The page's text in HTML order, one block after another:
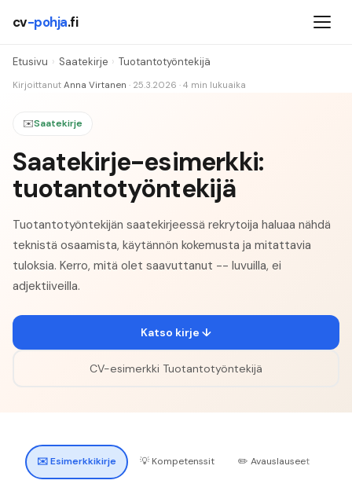
cv-pohja.fi
Etusivu › Saatekirje › Tuotantotyöntekijä
Kirjoittanut Anna Virtanen · 25.3.2026 · 4 min lukuaika
✉️Saatekirje
Saatekirje-esimerkki:
tuotantotyöntekijä
Tuotantotyöntekijän saatekirjeessä rekrytoija haluaa nähdä
teknistä osaamista, käytännön kokemusta ja mitattavia
tuloksia. Kerro, mitä olet saavuttanut -- luvuilla, ei
adjektiiveilla.
Katso kirje ↓
CV-esimerkki Tuotantotyöntekijä
✉️Esimerkkikirje 💡 Kompetenssit ✏️ Avauslauseet